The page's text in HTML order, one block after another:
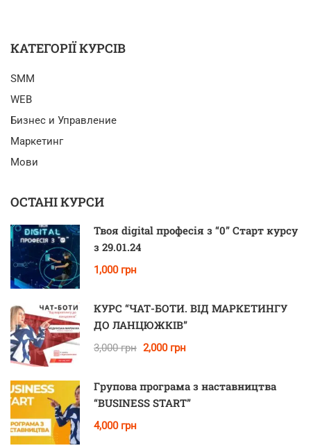
КАТЕГОРІЇ КУРСІВ
SMM
WEB
Бизнес и Управление
Маркетинг
Мови
ОСТАНІ КУРСИ
Твоя digital професія з “0” Старт курсу
з 29.01.24
1,000 грн
КУРС “ЧАТ-БОТИ. ВІД МАРКЕТИНГУ
ДО ЛАНЦЮЖКІВ”
3,000 грн 2,000 грн
Групова програма з наставництва
“BUSINESS START”
4,000 грн